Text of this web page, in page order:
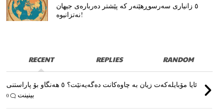
٥ زانیاری سەرسوڕهێنەر کە پێشتر دەربارەی جیهان
نەتزانیوە!
RECENT REPLIES RANDOM
ئایا مۆبایلەکەت زیان بە چاوەکانت دەگەیەنێت؟ ٥ هەنگاو بۆ پاراستنی
بینینت
0